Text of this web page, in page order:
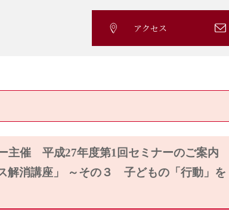
アクセス
主催 平成27年度第1回セミナーのご案内
解消講座」 ～その３ 子どもの「行動」を